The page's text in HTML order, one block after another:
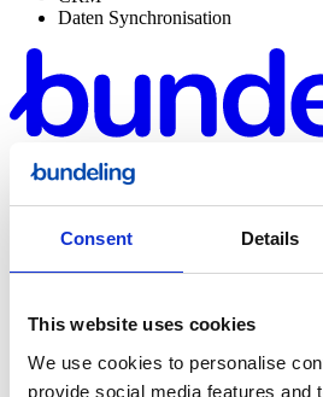
Consent Details
This website uses cookies
We use cookies to personalise
provide social media features and
Daten Synchronisation
Sports